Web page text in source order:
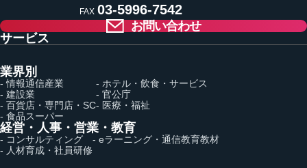
FAX 03-5996-7542
お問い合わせ
サービス
業界別
- 情報通信産業
- 建設業
- 百貨店・専門店・SC
- 食品スーパー
- ホテル・飲食・サービス
- 官公庁
- 医療・福祉
経営・人事・営業・教育
- コンサルティング
- 人材育成・社員研修
- eラーニング・通信教育教材